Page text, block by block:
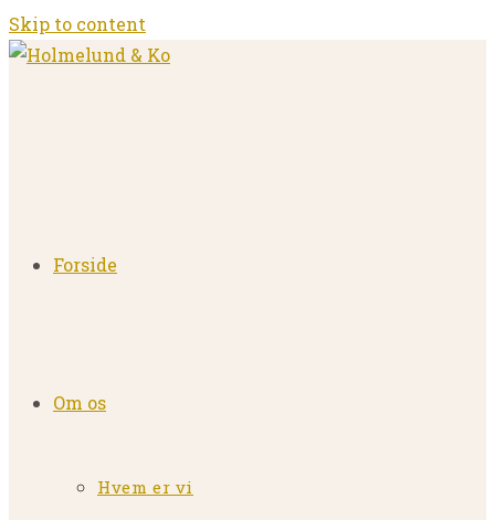
Skip to content
Forside
Om os
Hvem er vi